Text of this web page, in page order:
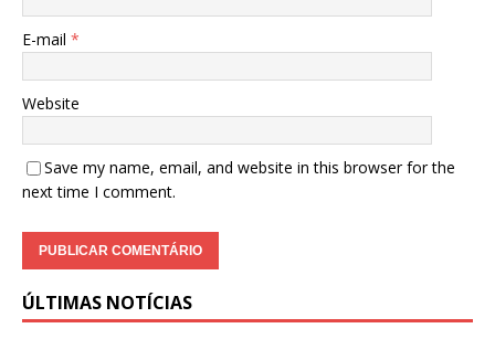
E-mail *
Website
Save my name, email, and website in this browser for the
next time I comment.
ÚLTIMAS NOTÍCIAS